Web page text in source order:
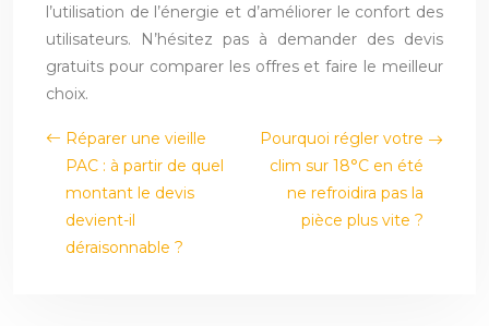
l’utilisation de l’énergie et d’améliorer le confort des
utilisateurs. N’hésitez pas à demander des devis
gratuits pour comparer les offres et faire le meilleur
choix.
Réparer une vieille
PAC : à partir de quel
montant le devis
devient-il
déraisonnable ?
Pourquoi régler votre
clim sur 18°C en été
ne refroidira pas la
pièce plus vite ?